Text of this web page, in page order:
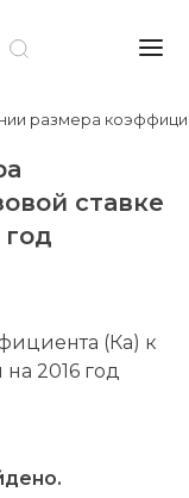
размера
ставке
(Ка) к
2016 год